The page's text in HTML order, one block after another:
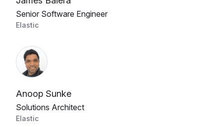
Senior Software Engineer
Elastic
Anoop Sunke
Solutions Architect
Elastic